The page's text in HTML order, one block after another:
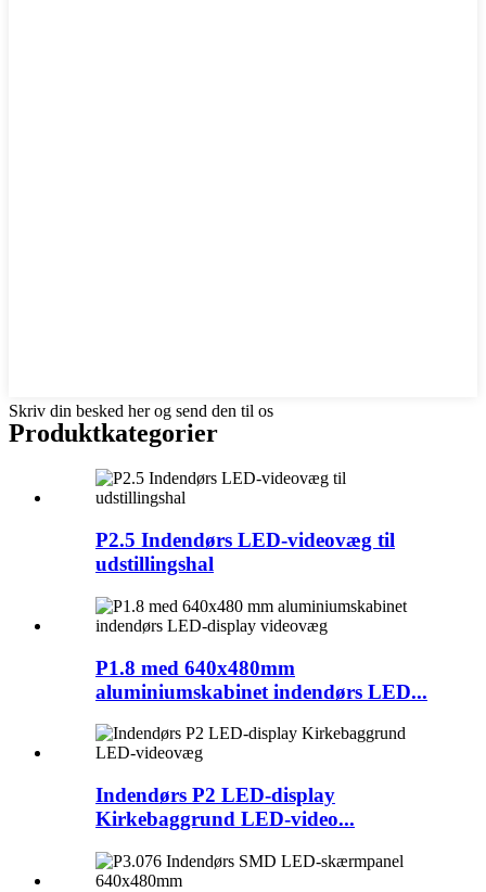
Skriv din besked her og send den til os
Produktkategorier
P2.5 Indendørs LED-videovæg til
udstillingshal
P1.8 med 640x480mm
aluminiumskabinet indendørs LED...
Indendørs P2 LED-display
Kirkebaggrund LED-video...